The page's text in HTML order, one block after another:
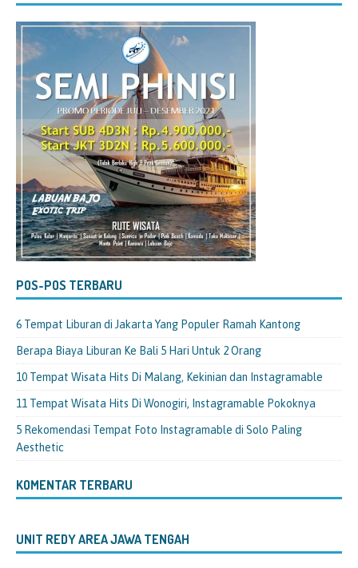
POS-POS TERBARU
6 Tempat Liburan di Jakarta Yang Populer Ramah Kantong
Berapa Biaya Liburan Ke Bali 5 Hari Untuk 2 Orang
10 Tempat Wisata Hits Di Malang, Kekinian dan Instagramable
11 Tempat Wisata Hits Di Wonogiri, Instagramable Pokoknya
5 Rekomendasi Tempat Foto Instagramable di Solo Paling
Aesthetic
KOMENTAR TERBARU
UNIT REDY AREA JAWA TENGAH